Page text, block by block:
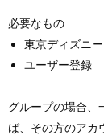
必要なもの
東京ディズニ
ユーザー登録
グループの場合、
ば、その方のアカ